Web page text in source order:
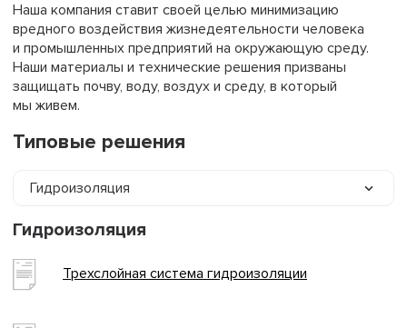
Наша компания ставит своей целью минимизацию
вредного воздействия жизнедеятельности человека
и промышленных предприятий на окружающую среду.
Наши материалы и технические решения призваны
защищать почву, воду, воздух и среду, в который
мы живем.
Типовые решения
Гидроизоляция
Гидроизоляция
Трехслойная система гидроизоляции